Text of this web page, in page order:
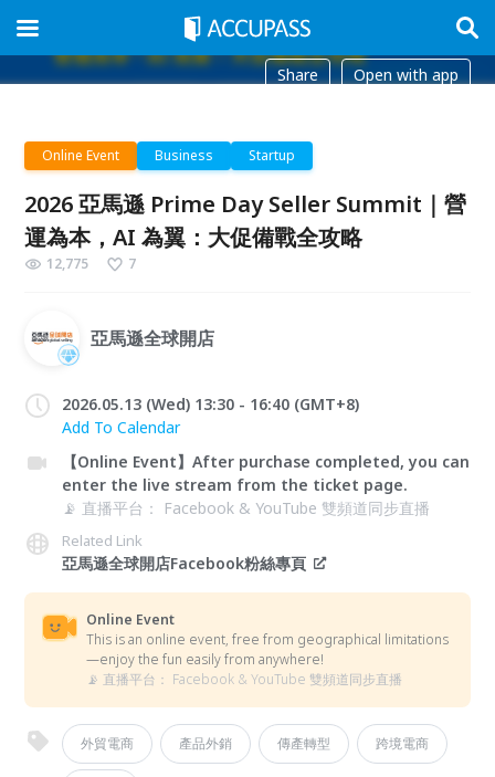
Share Open with app
Online Event Business Startup
2026 亞馬遜 Prime Day Seller Summit｜營
運為本，AI 為翼：大促備戰全攻略
12,775 7
亞馬遜全球開店
2026.05.13 (Wed) 13:30 - 16:40 (GMT+8)
Add To Calendar
【Online Event】After purchase completed, you can
enter the live stream from the ticket page.
📡 直播平台： Facebook & YouTube 雙頻道同步直播
Related Link
亞馬遜全球開店Facebook粉絲專頁
Online Event
This is an online event, free from geographical limitations
—enjoy the fun easily from anywhere!
📡 直播平台： Facebook & YouTube 雙頻道同步直播
外貿電商 產品外銷 傳產轉型 跨境電商